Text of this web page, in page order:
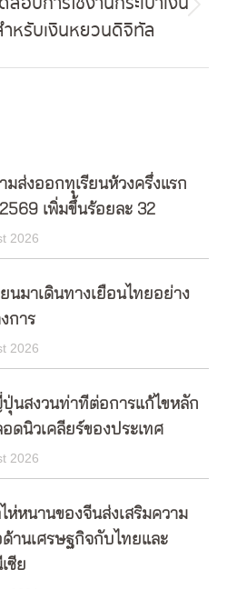
post:
หรับเงินหยวนดิจิทัล
มส่งออกทุเรียนห้วงครึ่งแรก
เพิ่มขึ้นร้อยละ 32
2026
นมาเดินทางเยือนไทยอย่าง
การ
2026
นสงวนท่าทีต่อการแก้ไขหลัก
ดนิวเคลียร์ของประเทศ
2026
หนานของจีนส่งเสริมความ
านเศรษฐกิจกับไทยและ
ซีย